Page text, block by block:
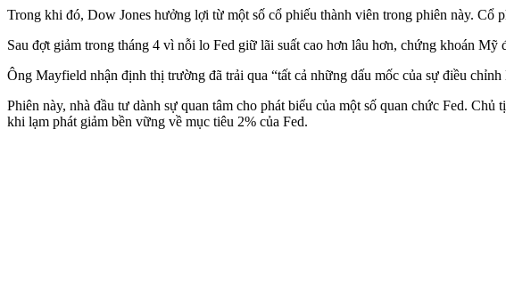
Trong khi đó, Dow Jones hưởng lợi từ một số cổ phiếu thành viên trong phiên này. Cổ
Sau đợt giảm trong tháng 4 vì nỗi lo Fed giữ lãi suất cao hơn lâu hơn, chứng khoán
Ông Mayfield nhận định thị trường đã trải qua “tất cả những dấu mốc của sự điều
Phiên này, nhà đầu tư dành sự quan tâm cho phát biểu của một số quan chức Fed.
khi lạm phát giảm bền vững về mục tiêu 2% của Fed.